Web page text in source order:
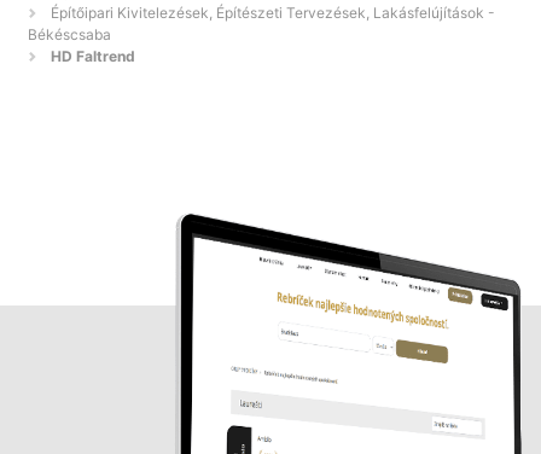
Építőipari Kivitelezések, Építészeti Tervezések, Lakásfelújítások -
Békéscsaba
HD Faltrend